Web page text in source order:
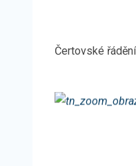
Čertovské